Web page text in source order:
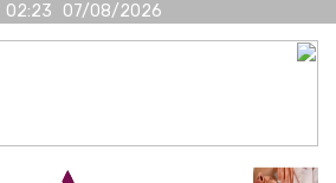
07/08/2026 02:23 02